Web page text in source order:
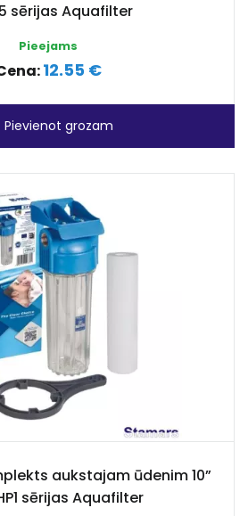
sērijas Aquafilter
Pieejams
12.55 €
Pievienot grozam
aukstajam ūdenim 10”
sērijas Aquafilter